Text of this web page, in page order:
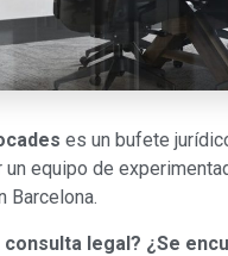
es un bufete
un equipo de
Barcelona.
consulta legal? ¿Se